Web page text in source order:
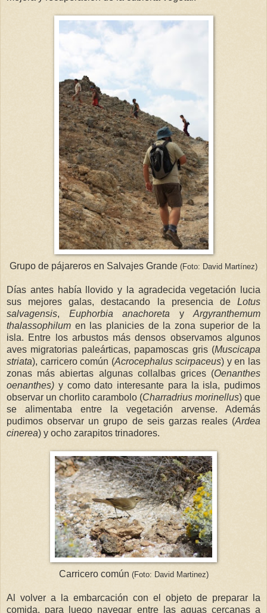
Grupo de pájareros en Salvajes Grande (Foto: David Martínez)
Días antes había llovido y la agradecida vegetación lucia
sus mejores galas, destacando la presencia de Lotus
salvagensis, Euphorbia anachoreta y Argyranthemum
thalassophilum en las planicies de la zona superior de la
isla. Entre los arbustos más densos observamos algunos
aves migratorias paleárticas, papamoscas gris (Muscicapa
striata), carricero común (Acrocephalus scirpaceus) y en las
zonas más abiertas algunas collalbas grices (Oenanthes
oenanthes) y como dato interesante para la isla, pudimos
observar un chorlito carambolo (Charradrius morinellus) que
se alimentaba entre la vegetación arvense. Además
pudimos observar un grupo de seis garzas reales (Ardea
cinerea) y ocho zarapitos trinadores.
Carricero común (Foto: David Martinez)
Al volver a la embarcación con el objeto de preparar la
comida, para luego navegar entre las aguas cercanas a